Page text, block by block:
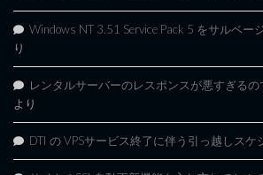
Windows NT 3.51 Service Pack 5 をサルベー
り
レンタルサーバーのレスポンスが悪すぎるの
より
DTI の VPSサービス終了に伴う引っ越しスケ